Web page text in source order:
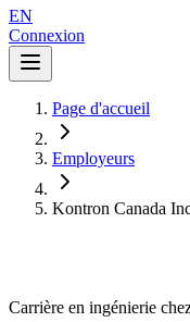
EN
Connexion
Page d'accueil
Employeurs
Kontron Canada
Carrière en ingénierie